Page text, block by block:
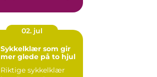
hus...
02. jul
Sykkelklær som gir
mer glede på to hjul
Riktige sykkelklær